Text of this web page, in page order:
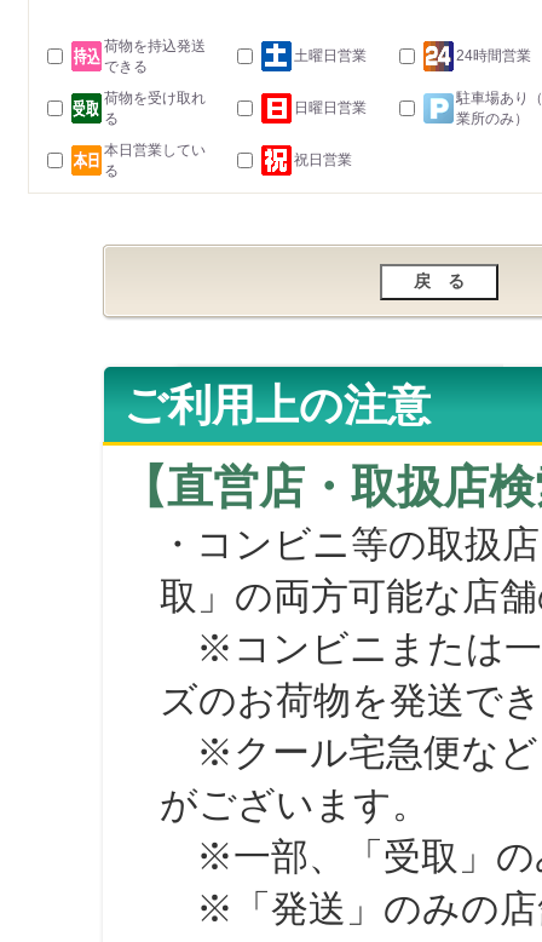
荷物を持込発送
できる
土曜日営業 24時間営業
荷物を受け取れ
る
日曜日営業
駐車場あり
業所のみ）
本日営業してい
る
祝日営業
ご利用上の注意
【直営店・取扱店
・コンビニ等の取扱
取」の両方可能な店
※コンビニまたは一
ズのお荷物を発送で
※クール宅急便など
がございます。
※一部、「受取」の
※「発送」のみの店